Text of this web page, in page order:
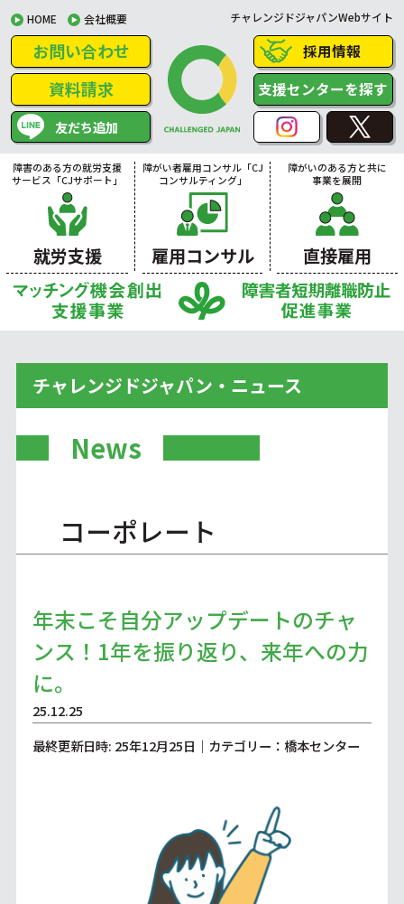
HOME 会社概要 チャレンジドジャパンWebサイト
お問い合わせ
資料請求
友だち追加
採用情報
支援センターを探す
障害のある方の就労支援
サービス「CJサポート」
就労支援
障がい者雇用コンサル「CJ
コンサルティング」
雇用コンサル
障がいのある方と共に
事業を展開
直接雇用
チャレンジドジャパン・ニュース
News
コーポレート
年末こそ自分アップデートのチャ
ンス！1年を振り返り、来年への力
に。
25.12.25
最終更新日時: 25年12月25日｜カテゴリー：橋本センター